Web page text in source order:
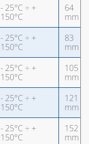
- 25°C ÷ +
150°C
64
mm
- 25°C ÷ +
150°C
83
mm
- 25°C ÷ +
150°C
105
mm
- 25°C ÷ +
150°C
121
mm
- 25°C ÷ +
150°C
152
mm